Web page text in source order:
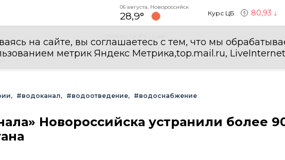
06 августа, Новороссийск
28,9° Курс ЦБ 80,93
на сайте, вы соглашаетесь с тем, что мы
метрик Яндекс Метрика,top.mail.ru,
#водоканал #водоотведение #водоснабжение
Новороссийска устранили более